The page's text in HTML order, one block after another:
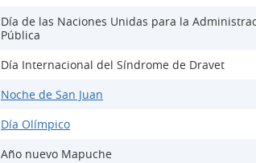
Día de las Naciones Unidas para la
Pública
Día Internacional del Síndrome de Dravet
Noche de San Juan
Día Olímpico
Año nuevo Mapuche